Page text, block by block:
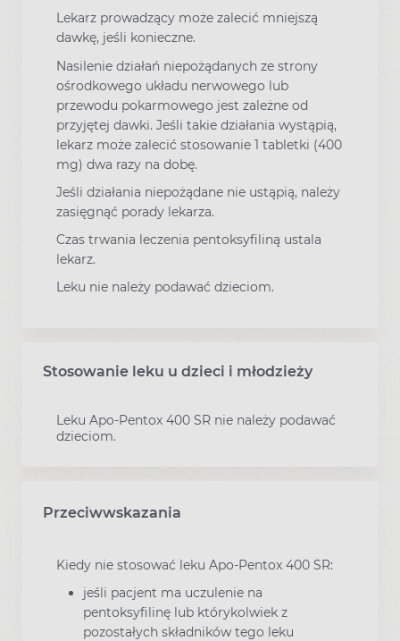
Lekarz prowadzący może zalecić mniejszą
dawkę, jeśli konieczne.
Nasilenie działań niepożądanych ze strony
ośrodkowego układu nerwowego lub
przewodu pokarmowego jest zależne od
przyjętej dawki. Jeśli takie działania wystąpią,
lekarz może zalecić stosowanie 1 tabletki (400
mg) dwa razy na dobę.
Jeśli działania niepożądane nie ustąpią, należy
zasięgnąć porady lekarza.
Czas trwania leczenia pentoksyfiliną ustala
lekarz.
Leku nie należy podawać dzieciom.
Stosowanie leku u dzieci i młodzieży
Leku Apo-Pentox 400 SR nie należy podawać
dzieciom.
Przeciwwskazania
Kiedy nie stosować leku Apo-Pentox 400 SR:
jeśli pacjent ma uczulenie na
pentoksyfilinę lub którykolwiek z
pozostałych składników tego leku